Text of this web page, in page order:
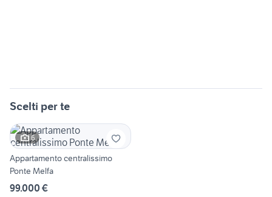
Scelti per te
6
Appartamento centralissimo
Ponte Melfa
99.000 €